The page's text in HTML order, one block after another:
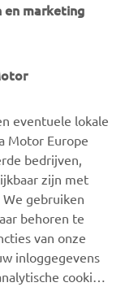
functionality
huge underseat
and a Smart
scooter
brand in the
– Nothing
en marketing
eventuele lokale
Motor Europe
bedrijven,
zijn met
We gebruiken
behoren te
van onze
inloggegevens
cookies